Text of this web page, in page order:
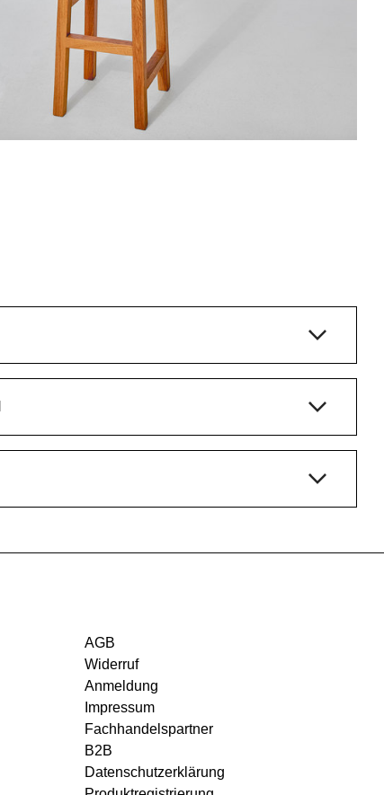
AGB
Widerruf
Anmeldung
Impressum
Fachhandelspartner
B2B
Datenschutzerklärung